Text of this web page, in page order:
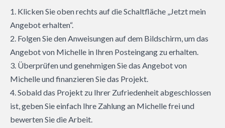
1. Klicken Sie oben rechts auf die Schaltfläche „Jetzt mein
Angebot erhalten“.
2. Folgen Sie den Anweisungen auf dem Bildschirm, um das
Angebot von Michelle in Ihren Posteingang zu erhalten.
3. Überprüfen und genehmigen Sie das Angebot von
Michelle und finanzieren Sie das Projekt.
4. Sobald das Projekt zu Ihrer Zufriedenheit abgeschlossen
ist, geben Sie einfach Ihre Zahlung an Michelle frei und
bewerten Sie die Arbeit.